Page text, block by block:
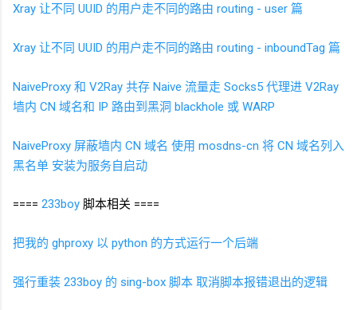
Xray 让不同 UUID 的用户走不同的路由 routing - user 篇
Xray 让不同 UUID 的用户走不同的路由 routing - inboundTag 篇
NaiveProxy 和 V2Ray 共存 Naive 流量走 Socks5 代理进 V2Ray
墙内 CN 域名和 IP 路由到黑洞 blackhole 或 WARP
NaiveProxy 屏蔽墙内 CN 域名 使用 mosdns-cn 将 CN 域名列入
黑名单 安装为服务自启动
==== 233boy 脚本相关 ====
把我的 ghproxy 以 python 的方式运行一个后端
强行重装 233boy 的 sing-box 脚本 取消脚本报错退出的逻辑